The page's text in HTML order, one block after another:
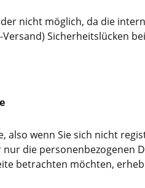
nicht möglich, da die
Sicherheitslücken
also wenn Sie sich nicht
die personenbezogenen
betrachten möchten,